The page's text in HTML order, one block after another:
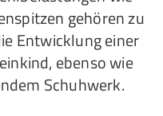
gehören zu
Entwicklung einer
ebenso wie
Schuhwerk.